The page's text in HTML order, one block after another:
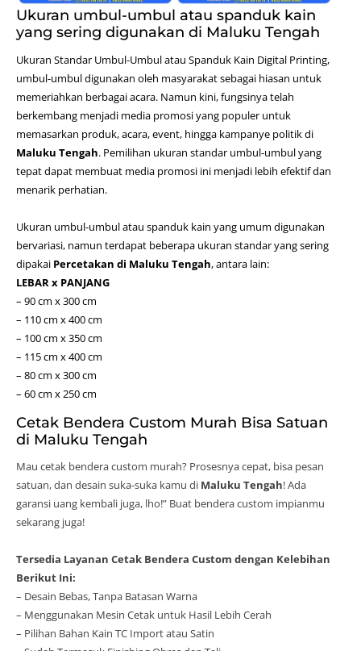
Ukuran umbul-umbul atau spanduk kain
yang sering digunakan di Maluku Tengah
Ukuran Standar Umbul-Umbul atau Spanduk Kain Digital Printing,
umbul-umbul digunakan oleh masyarakat sebagai hiasan untuk
memeriahkan berbagai acara. Namun kini, fungsinya telah
berkembang menjadi media promosi yang populer untuk
memasarkan produk, acara, event, hingga kampanye politik di
Maluku Tengah. Pemilihan ukuran standar umbul-umbul yang
tepat dapat membuat media promosi ini menjadi lebih efektif dan
menarik perhatian.
Ukuran umbul-umbul atau spanduk kain yang umum digunakan
bervariasi, namun terdapat beberapa ukuran standar yang sering
dipakai Percetakan di Maluku Tengah, antara lain:
LEBAR x PANJANG
– 90 cm x 300 cm
– 110 cm x 400 cm
– 100 cm x 350 cm
– 115 cm x 400 cm
– 80 cm x 300 cm
– 60 cm x 250 cm
Cetak Bendera Custom Murah Bisa Satuan
di Maluku Tengah
Mau cetak bendera custom murah? Prosesnya cepat, bisa pesan
satuan, dan desain suka-suka kamu di Maluku Tengah! Ada
garansi uang kembali juga, lho!” Buat bendera custom impianmu
sekarang juga!
Tersedia Layanan Cetak Bendera Custom dengan Kelebihan
Berikut Ini:
– Desain Bebas, Tanpa Batasan Warna
– Menggunakan Mesin Cetak untuk Hasil Lebih Cerah
– Pilihan Bahan Kain TC Import atau Satin